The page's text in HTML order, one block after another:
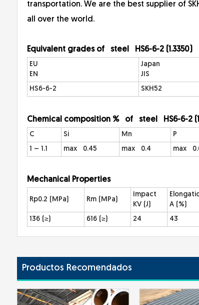
transportation. We are the best supplier of
all over the world.
Equivalent grades of steel HS6-6-2 (1.3350)
EU
EN
Japan
JIS
HS6-6-2 SKH52
Chemical composition % of steel HS6-6-2
C Si Mn P
1 – 1.1
max 0.45 max 0.4 max
Mechanical Properties
Rp0.2 (MPa) Rm (MPa)
Impact
KV (J)
A (%)
136 (≥) 616 (≥) 24 43
Productos Recomendados